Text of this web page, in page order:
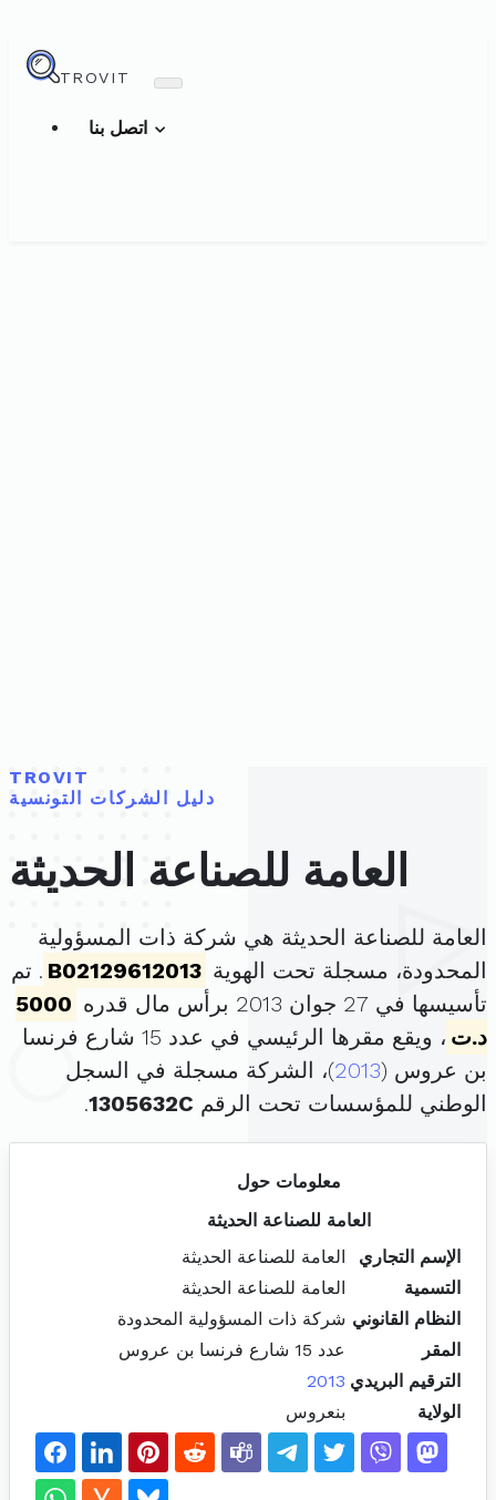
TROVIT
TROVIT
دليل الشركات التونسية
العامة للصناعة الحديثة
العامة للصناعة الحديثة هي شركة ذات المسؤولية
المحدودة، مسجلة تحت الهوية B02129612013 . تم
تأسيسها في 27 جوان 2013 برأس مال قدره
5000
د.ت
، ويقع مقرها الرئيسي في عدد 15 شارع فرنسا
بن عروس (2013)، الشركة مسجلة في السجل
الوطني للمؤسسات تحت الرقم 1305632C
.
معلومات حول
العامة للصناعة الحديثة
الإسم التجاري
العامة للصناعة الحديثة
التسمية
العامة للصناعة الحديثة
النظام القانوني شركة ذات المسؤولية المحدودة
المقر
عدد 15 شارع فرنسا بن عروس
الترقيم البريدي 2013
الولاية
بنعروس